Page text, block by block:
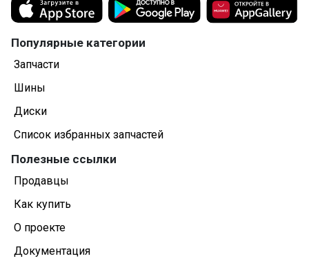
Популярные категории
Запчасти
Шины
Диски
Список избранных запчастей
Полезные ссылки
Продавцы
Как купить
О проекте
Документация